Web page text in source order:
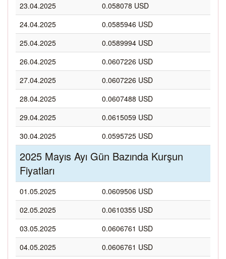
23.04.2025
0.058078 USD
24.04.2025
0.0585946 USD
25.04.2025
0.0589994 USD
26.04.2025
0.0607226 USD
27.04.2025
0.0607226 USD
28.04.2025
0.0607488 USD
29.04.2025
0.0615059 USD
30.04.2025
0.0595725 USD
2025 Mayıs Ayı Gün Bazında Kurşun
Fiyatları
01.05.2025
0.0609506 USD
02.05.2025
0.0610355 USD
03.05.2025
0.0606761 USD
04.05.2025
0.0606761 USD